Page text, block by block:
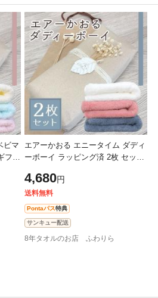
フト
エアーかおる エニータイム ダディ
ーボーイ ラッピング済 2枚 セット
4,680円
送料無料
Pontaパス特典
サンキュー配送
8年タオルのお店 ふわりら